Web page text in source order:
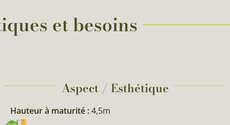
et besoins
Aspect / Esthétique
Hauteur à maturité :4,5m